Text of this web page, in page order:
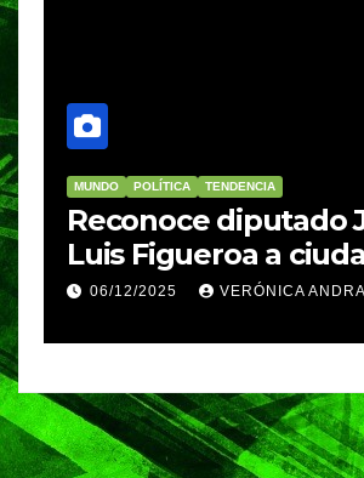
MUNDO POLÍTICA TENDENCIA
Reconoce diputado
Luis Figueroa a
ciudadanos que
06/12/2025 VERÓNICA